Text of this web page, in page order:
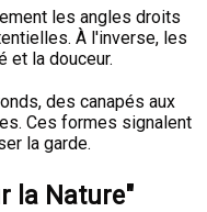
les angles droits
À l'inverse, les
et la douceur.
des canapés aux
Ces formes signalent
la garde.
la Nature"